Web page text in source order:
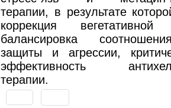
терапии, в результате
коррекция вегетативной
балансировка
защиты и агрессии,
эффективность
терапии.